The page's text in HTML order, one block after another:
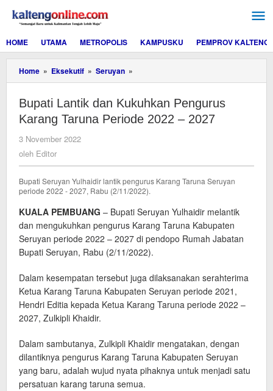
konten
HOME
UTAMA METROPOLIS KAMPUSKU PEMPROV KALTENG
Home » Eksekutif » Seruyan »
Lantik
Kukuhkan
Pengurus
Karang
–
2027
Bupati Lantik dan Kukuhkan Pengurus
Karang Taruna Periode 2022 – 2027
3 November 2022
oleh Editor
Bupati Seruyan Yulhaidir lantik pengurus Karang Taruna Seruyan
periode 2022 - 2027, Rabu (2/11/2022).
KUALA PEMBUANG – Bupati Seruyan Yulhaidir melantik
dan mengukuhkan pengurus Karang Taruna Kabupaten
Seruyan periode 2022 – 2027 di pendopo Rumah Jabatan
Bupati Seruyan, Rabu (2/11/2022).
Dalam kesempatan tersebut juga dilaksanakan serahterima
Ketua Karang Taruna Kabupaten Seruyan periode 2021,
Hendri Editia kepada Ketua Karang Taruna periode 2022 –
2027, Zulkipli Khaidir.
Dalam sambutanya, Zulkipli Khaidir mengatakan, dengan
dilantiknya pengurus Karang Taruna Kabupaten Seruyan
yang baru, adalah wujud nyata pihaknya untuk menjadi satu
persatuan karang taruna semua.